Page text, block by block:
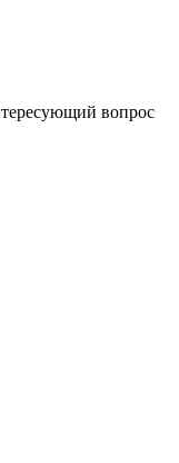
вопрос